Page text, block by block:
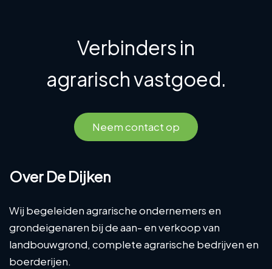
Verbinders in
agrarisch vastgoed.
Neem contact op
Over De Dijken
Wij begeleiden agrarische ondernemers en
grondeigenaren bij de aan- en verkoop van
landbouwgrond, complete agrarische bedrijven en
boerderijen.